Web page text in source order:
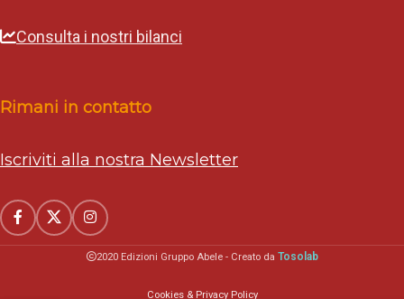
Consulta i nostri bilanci
Rimani in contatto
Iscriviti alla nostra Newsletter
2020 Edizioni Gruppo Abele - Creato da Tosolab
Cookies & Privacy Policy